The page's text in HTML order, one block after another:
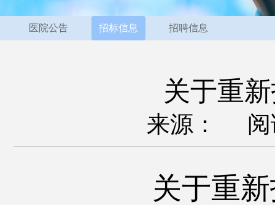
医院公告 招标信息 招聘信息
关于重
来源： 阅
关于重